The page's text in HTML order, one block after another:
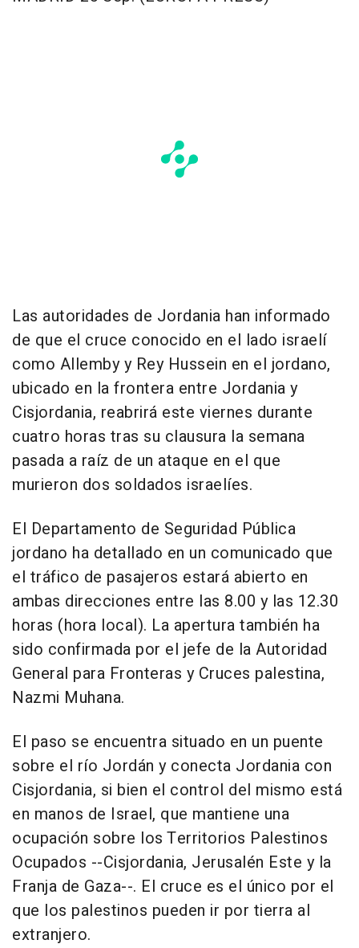
Las autoridades de Jordania han informado
de que el cruce conocido en el lado israelí
como Allemby y Rey Hussein en el jordano,
ubicado en la frontera entre Jordania y
Cisjordania, reabrirá este viernes durante
cuatro horas tras su clausura la semana
pasada a raíz de un ataque en el que
murieron dos soldados israelíes.
El Departamento de Seguridad Pública
jordano ha detallado en un comunicado que
el tráfico de pasajeros estará abierto en
ambas direcciones entre las 8.00 y las 12.30
horas (hora local). La apertura también ha
sido confirmada por el jefe de la Autoridad
General para Fronteras y Cruces palestina,
Nazmi Muhana.
El paso se encuentra situado en un puente
sobre el río Jordán y conecta Jordania con
Cisjordania, si bien el control del mismo está
en manos de Israel, que mantiene una
ocupación sobre los Territorios Palestinos
Ocupados --Cisjordania, Jerusalén Este y la
Franja de Gaza--. El cruce es el único por el
que los palestinos pueden ir por tierra al
extranjero.